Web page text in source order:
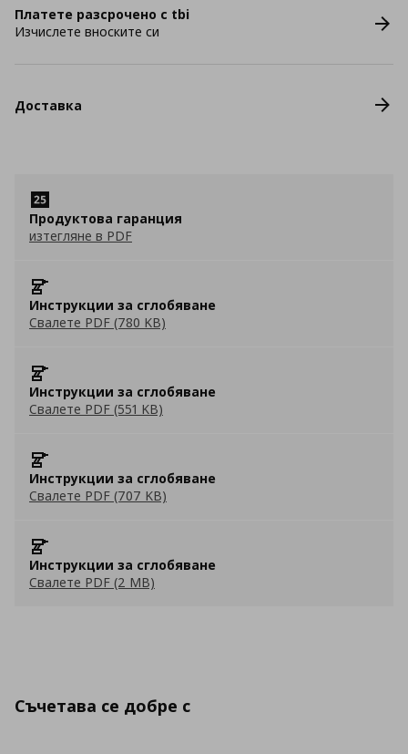
Платете разсрочено с tbi
Изчислете вноските си
Доставка
Продуктова гаранция
изтегляне в PDF
Инструкции за сглобяване
Свалете PDF (780 KB)
Инструкции за сглобяване
Свалете PDF (551 KB)
Инструкции за сглобяване
Свалете PDF (707 KB)
Инструкции за сглобяване
Свалете PDF (2 MB)
Съчетава се добре с